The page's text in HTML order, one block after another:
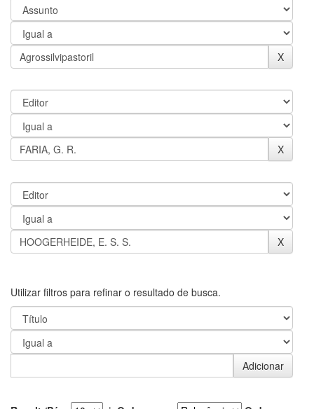
Utilizar filtros para refinar o resultado de busca.